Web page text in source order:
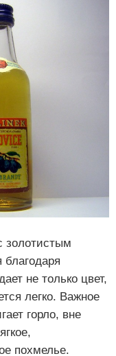
золотистым
благодаря
не только цвет,
легко. Важное
горло, вне
похмелье.